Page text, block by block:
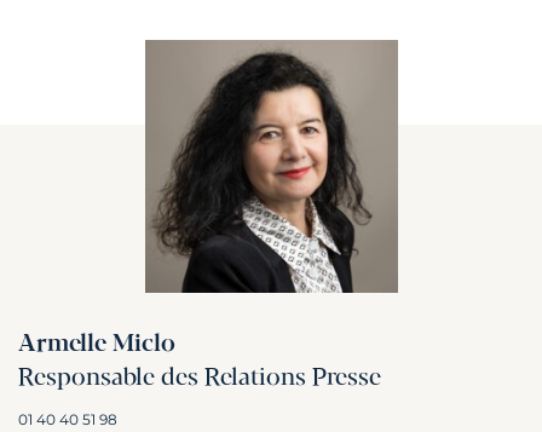
Armelle Miclo
Responsable des Relations Presse
01 40 40 51 98